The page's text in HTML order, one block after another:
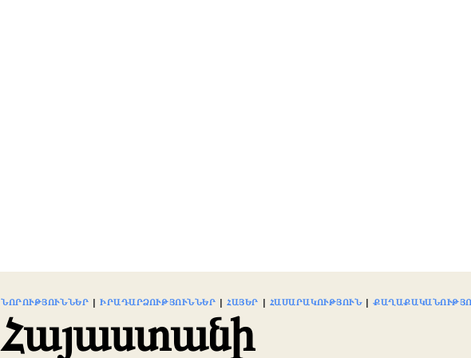
ՆՈՐՈՒԹՅՈՒՆՆԵՐ | ԻՐԱԴԱՐՁՈՒԹՅՈՒՆՆԵՐ | ՀԱՅԵՐ | ՀԱՍԱՐԱԿՈՒԹՅՈՒՆ|
Հայաստանի